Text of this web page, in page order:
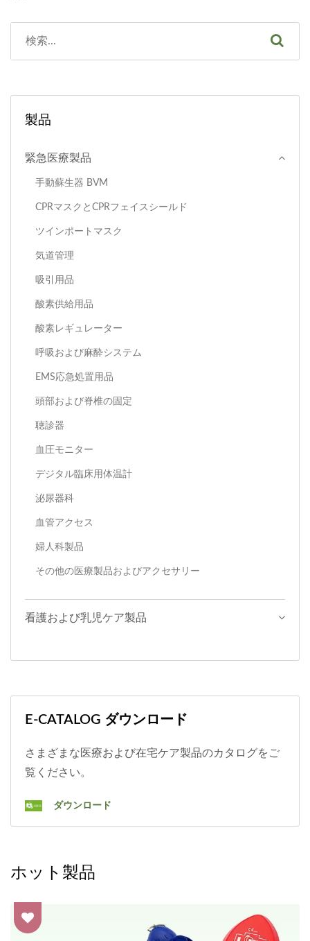
製品
緊急医療製品
手動蘇生器 BVM
CPRマスクとCPRフェイスシールド
ツインポートマスク
気道管理
吸引用品
酸素供給用品
酸素レギュレーター
呼吸および麻酔システム
EMS応急処置用品
頭部および脊椎の固定
聴診器
血圧モニター
デジタル臨床用体温計
泌尿器科
血管アクセス
婦人科製品
その他の医療製品およびアクセサリー
看護および乳児ケア製品
E-CATALOG ダウンロード
さまざまな医療および在宅ケア製品のカタログをご
覧ください。
ダウンロード
ホット製品